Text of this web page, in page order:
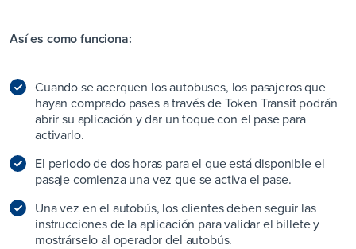
Así es como funciona:
Cuando se acerquen los autobuses, los pasajeros que
hayan comprado pases a través de Token Transit podrán
abrir su aplicación y dar un toque con el pase para
activarlo.
El periodo de dos horas para el que está disponible el
pasaje comienza una vez que se activa el pase.
Una vez en el autobús, los clientes deben seguir las
instrucciones de la aplicación para validar el billete y
mostrárselo al operador del autobús.